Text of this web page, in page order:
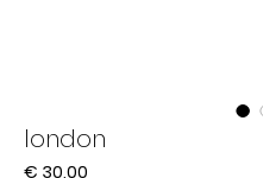
london
€ 30,00